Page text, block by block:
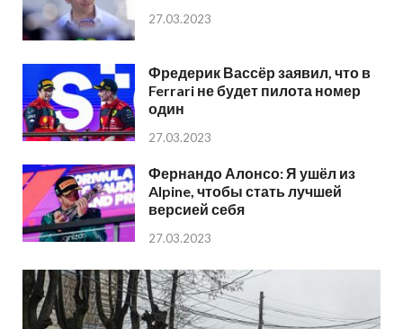
27.03.2023
Фредерик Вассёр заявил, что в
Ferrari не будет пилота номер
один
27.03.2023
Фернандо Алонсо: Я ушёл из
Alpine, чтобы стать лучшей
версией себя
27.03.2023